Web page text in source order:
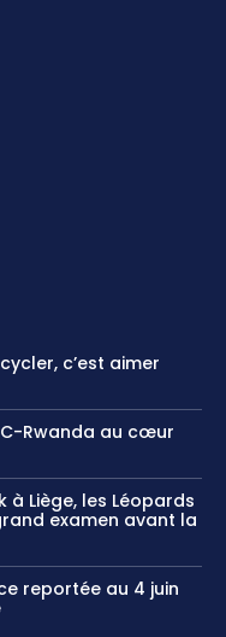
c’est aimer
Rwanda au cœur
à Liège, les Léopards
examen avant la
reportée au 4 juin